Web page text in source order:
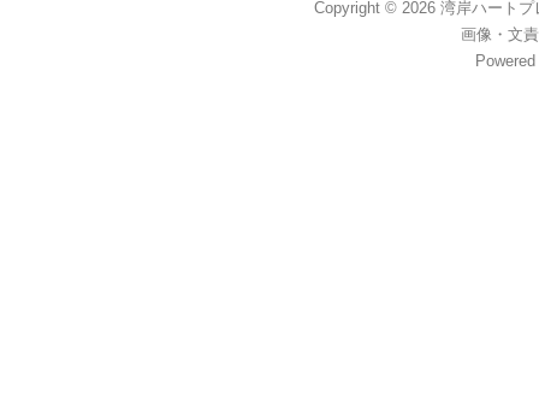
Copyright © 2026湾岸ハート
画像 ・ 文